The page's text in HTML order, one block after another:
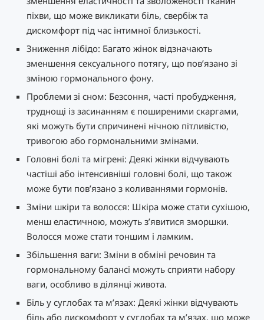
піхви, що може викликати біль, свербіж та
дискомфорт під час інтимної близькості.
Зниження лібідо: Багато жінок відзначають
зменшення сексуального потягу, що пов’язано зі
зміною гормонального фону.
Проблеми зі сном: Безсоння, часті пробудження,
труднощі із засинанням є поширеними скаргами,
які можуть бути спричинені нічною пітливістю,
тривогою або гормональними змінами.
Головні болі та мігрені: Деякі жінки відчувають
частіші або інтенсивніші головні болі, що також
може бути пов’язано з коливаннями гормонів.
Зміни шкіри та волосся: Шкіра може стати сухішою,
менш еластичною, можуть з’явитися зморшки.
Волосся може стати тоншим і ламким.
Збільшення ваги: Зміни в обміні речовин та
гормональному балансі можуть сприяти набору
ваги, особливо в ділянці живота.
Біль у суглобах та м’язах: Деякі жінки відчувають
біль або дискомфорт у суглобах та м’язах, що може